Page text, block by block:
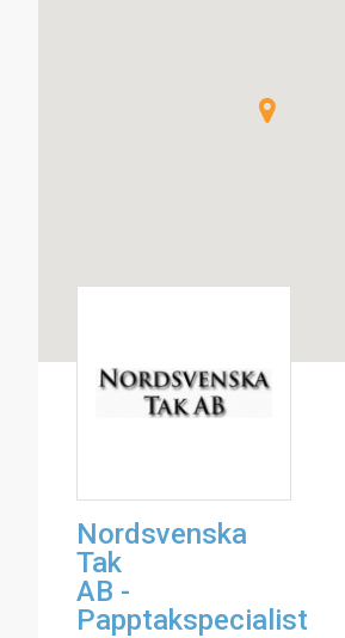
Nordsvenska
Tak
AB -
Papptakspecialist